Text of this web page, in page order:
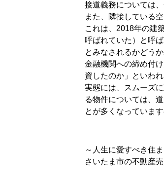
接道義務については
また、隣接している
これは、2018年の建
呼ばれていた）と呼
とみなされるかどう
金融機関への締め付
資したのか」といわ
実態には、スムーズ
る物件については、
とが多くなっていま
～人生に愛すべき住
さいたま市の不動産